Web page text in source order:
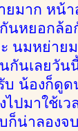
ยมาก หน้
นหยอกล้
นมหย่าย
กันเลยวั
น้องก็ดูด
ปมาใช้เ
ก็น่าลองจ